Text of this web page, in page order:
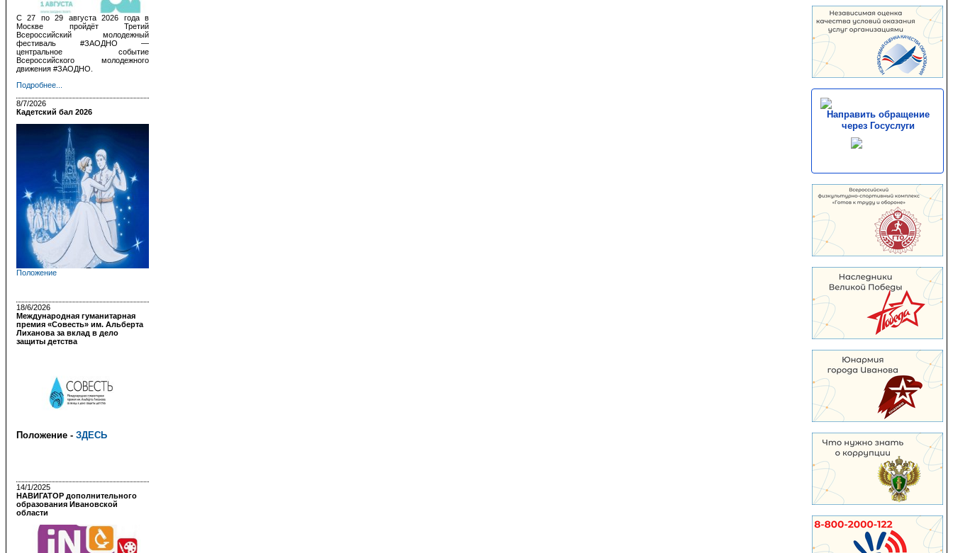
С 27 по 29 августа 2026 года в
Москве пройдёт Третий
Всероссийский молодежный
фестиваль #ЗАОДНО —
центральное событие
Всероссийского молодежного
движения #ЗАОДНО.
Подробнее...
8/7/2026
Кадетский бал 2026
Положение
18/6/2026
Международная гуманитарная
премия «Совесть» им. Альберта
Лиханова за вклад в дело
защиты детства
Положение - ЗДЕСЬ
14/1/2025
НАВИГАТОР дополнительного
образования Ивановской
области
Направить обращение
через Госуслуги